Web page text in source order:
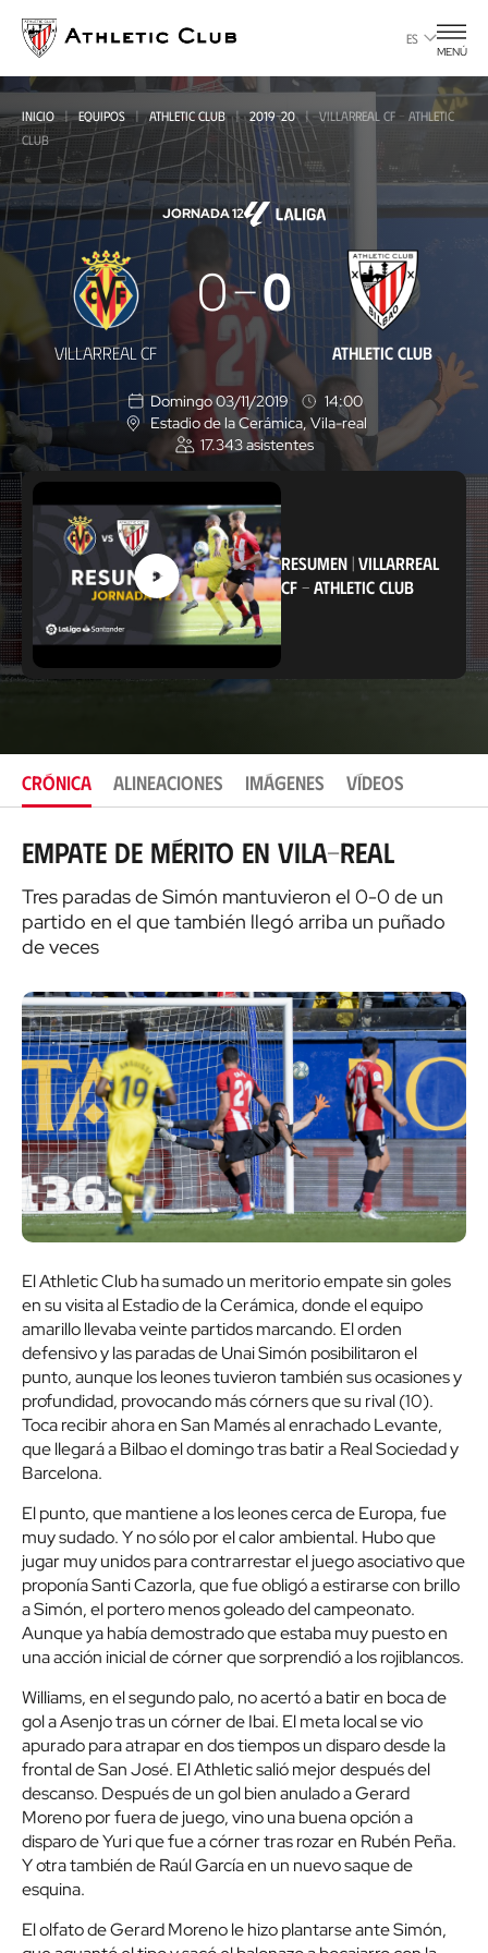
contenido
principal
ES
MENÚ
INICIO EQUIPOS ATHLETIC CLUB 2019-20
VILLARREAL CF - ATHLETIC
CLUB
JORNADA 12
Villarreal
CF
-
Athletic
Club
VILLARREAL CF
0 0
ATHLETIC CLUB
Domingo 03/11/2019
14:00
U
b
c
a
c
i
ó
n
Estadio de la Cerámica, Vila-real
17.343asistentes
RESUMEN |VILLARREAL
CF -ATHLETIC CLUB
CRÓNICA ALINEACIONES IMÁGENES VÍDEOS
Empate de mérito en Vila-real
Tres paradas de Simón mantuvieron el 0-0 de un
partido en el que también llegó arriba un puñado
de veces
El Athletic Club ha sumado un meritorio empate sin goles
en su visita al Estadio de la Cerámica, donde el equipo
amarillo llevaba veinte partidos marcando. El orden
defensivo y las paradas de Unai Simón posibilitaron el
punto, aunque los leones tuvieron también sus ocasiones y
profundidad, provocando más córners que su rival (10).
Toca recibir ahora en San Mamés al enrachado Levante,
que llegará a Bilbao el domingo tras batir a Real Sociedad y
Barcelona.
El punto, que mantiene a los leones cerca de Europa, fue
muy sudado. Y no sólo por el calor ambiental. Hubo que
jugar muy unidos para contrarrestar el juego asociativo que
proponía Santi Cazorla, que fue obligó a estirarse con brillo
a Simón, el portero menos goleado del campeonato.
Aunque ya había demostrado que estaba muy puesto en
una acción inicial de córner que sorprendió a los rojiblancos.
Williams, en el segundo palo, no acertó a batir en boca de
gol a Asenjo tras un córner de Ibai. El meta local se vio
apurado para atrapar en dos tiempos un disparo desde la
frontal de San José. El Athletic salió mejor después del
descanso. Después de un gol bien anulado a Gerard
Moreno por fuera de juego, vino una buena opción a
disparo de Yuri que fue a córner tras rozar en Rubén Peña.
Y otra también de Raúl García en un nuevo saque de
esquina.
El olfato de Gerard Moreno le hizo plantarse ante Simón,